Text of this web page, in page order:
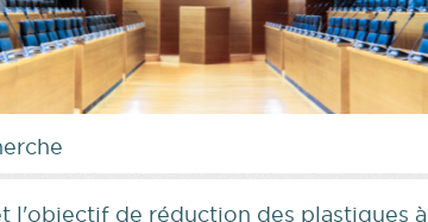
l'objectif de réduction des plastiques